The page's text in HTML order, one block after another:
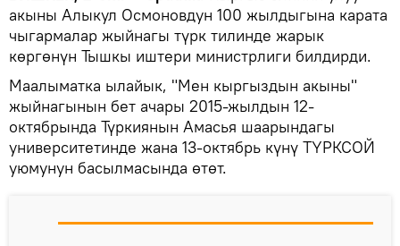
акыны Алыкул Осмоновдун 100 жылдыгына карата
чыгармалар жыйнагы түрк тилинде жарык
көргөнүн Тышкы иштери министрлиги билдирди.
Маалыматка ылайык, "Мен кыргыздын акыны"
жыйнагынын бет ачары 2015-жылдын 12-
октябрында Түркиянын Амасья шаарындагы
университетинде жана 13-октябрь күнү ТҮРКСОЙ
уюмунун басылмасында өтөт.